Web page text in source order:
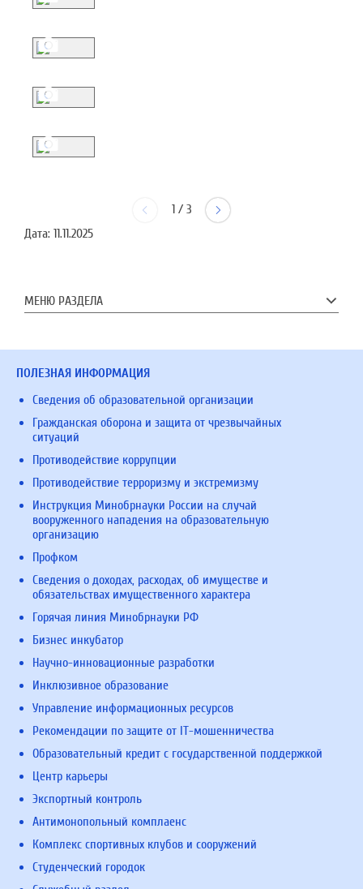
1/ 3
Дата: 11.11.2025
МЕНЮ РАЗДЕЛА
ПОЛЕЗНАЯ ИНФОРМАЦИЯ
Сведения об образовательной организации
Гражданская оборона и защита от чрезвычайных
ситуаций
Противодействие коррупции
Противодействие терроризму и экстремизму
Инструкция Минобрнауки России на случай
вооруженного нападения на образовательную
организацию
Профком
Сведения о доходах, расходах, об имуществе и
обязательствах имущественного характера
Горячая линия Минобрнауки РФ
Бизнес инкубатор
Научно-инновационные разработки
Инклюзивное образование
Управление информационных ресурсов
Рекомендации по защите от IT-мошенничества
Образовательный кредит с государственной поддержкой
Центр карьеры
Экспортный контроль
Антимонопольный комплаенс
Комплекс спортивных клубов и сооружений
Студенческий городок